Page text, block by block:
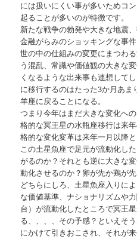
には扱いにくい事が多いためコ
起ることが多いのが特徴です。
新たな戦争の勃発や大きな地震
金融がらみのショッキングな事
世の中の仕組みの変更にまつわ
う混乱、常識や価値観の大きな
くなるような出来事も連想して
に移行するのはたった3か月あ
羊座に戻ることになる。
つまり今年はまだ大きな変化へ
格的な冥王星の水瓶座移行は来
格的な変化変革は来年一月以降と
この土星魚座で足元が流動化し
がるのか？それとも逆に大きな
動化させるのか？卵が先か鶏が
どちらにしろ、土星魚座入りに
な価値基準、ナショナリズムや
台）が流動化したところで冥王
る、、、、その予感？といえそ
にかけて引きおこされ、それが